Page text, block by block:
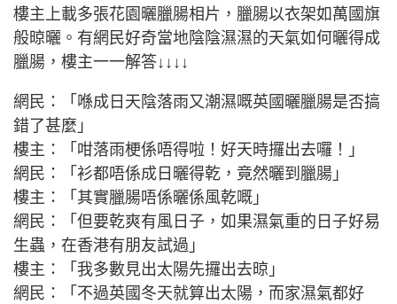
樓主上載多張花園曬臘腸相片，臘腸以衣架如萬國旗
般晾曬。有網民好奇當地陰陰濕濕的天氣如何曬得成
臘腸，樓主一一解答↓↓↓↓
網民：「喺成日天陰落雨又潮濕嘅英國曬臘腸是否搞
錯了甚麼」
樓主：「咁落雨梗係唔得啦！好天時攞出去囉！」
網民：「衫都唔係成日曬得乾，竟然曬到臘腸」
樓主：「其實臘腸唔係曬係風乾嘅」
網民：「但要乾爽有風日子，如果濕氣重的日子好易
生蟲，在香港有朋友試過」
樓主：「我多數見出太陽先攞出去晾」
網民：「不過英國冬天就算出太陽，而家濕氣都好